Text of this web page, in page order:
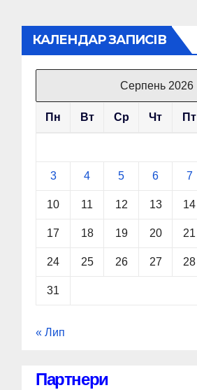
КАЛЕНДАР ЗАПИСІВ
Серпень 2026
Пн Вт Ср Чт Пт
3 4 5 6 7
10 11 12 13 14
17 18 19 20 21
24 25 26 27 28
31
« Лип
Партнери